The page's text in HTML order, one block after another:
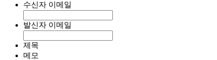
수신자 이메일
발신자 이메일
제목
메모